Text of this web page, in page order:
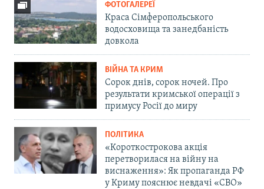
ФОТОГАЛЕРЕЇ
Краса Сімферопольського
водосховища та занедбаність
довкола
ВІЙНА ТА КРИМ
Сорок днів, сорок ночей. Про
результати кримської операції з
примусу Росії до миру
ПОЛІТИКА
«Короткострокова акція
перетворилася на війну на
виснаження»: Як пропаганда РФ
у Криму пояснює невдачі «СВО»